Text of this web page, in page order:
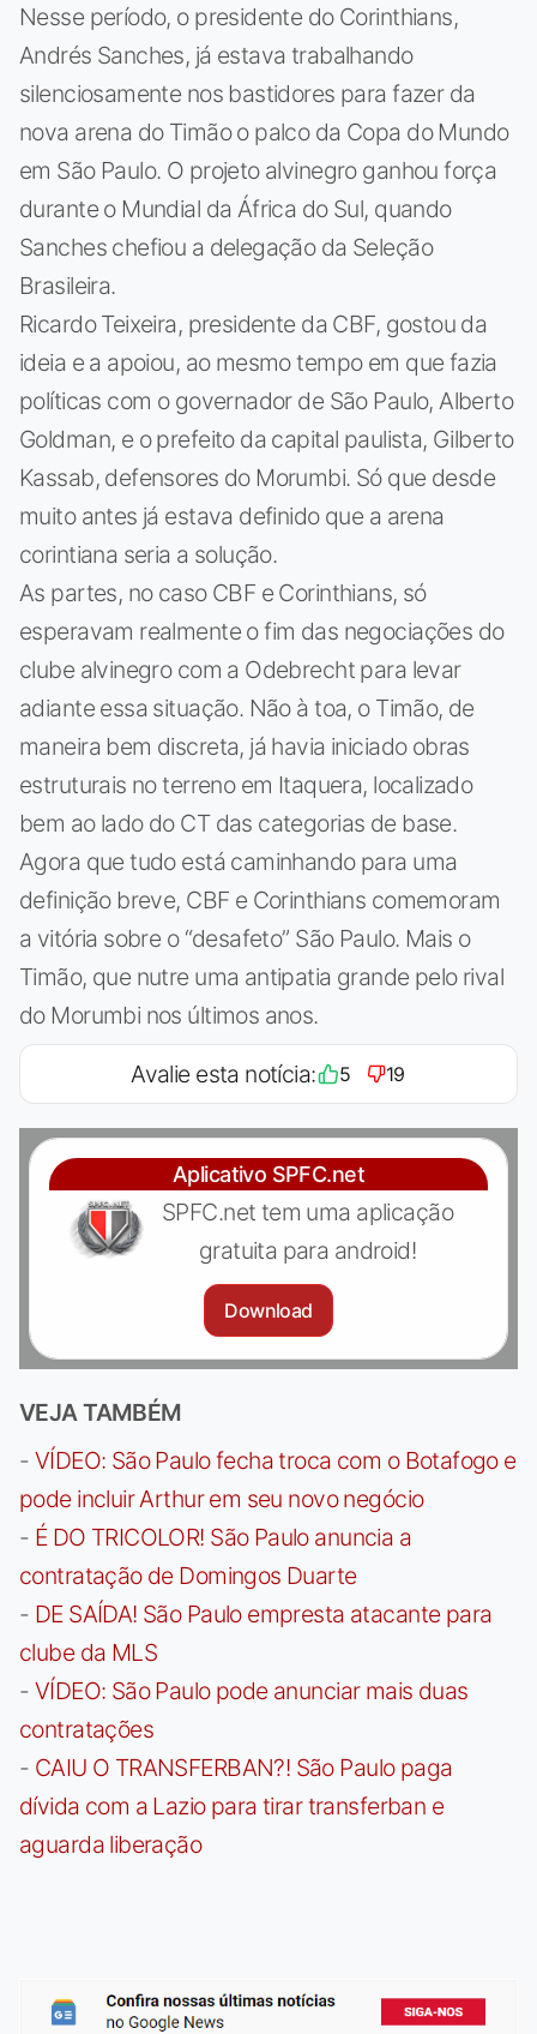
Nesse período, o presidente do Corinthians,
Andrés Sanches, já estava trabalhando
silenciosamente nos bastidores para fazer da
nova arena do Timão o palco da Copa do Mundo
em São Paulo. O projeto alvinegro ganhou força
durante o Mundial da África do Sul, quando
Sanches chefiou a delegação da Seleção
Brasileira.
Ricardo Teixeira, presidente da CBF, gostou da
ideia e a apoiou, ao mesmo tempo em que fazia
políticas com o governador de São Paulo, Alberto
Goldman, e o prefeito da capital paulista, Gilberto
Kassab, defensores do Morumbi. Só que desde
muito antes já estava definido que a arena
corintiana seria a solução.
As partes, no caso CBF e Corinthians, só
esperavam realmente o fim das negociações do
clube alvinegro com a Odebrecht para levar
adiante essa situação. Não à toa, o Timão, de
maneira bem discreta, já havia iniciado obras
estruturais no terreno em Itaquera, localizado
bem ao lado do CT das categorias de base.
Agora que tudo está caminhando para uma
definição breve, CBF e Corinthians comemoram
a vitória sobre o “desafeto” São Paulo. Mais o
Timão, que nutre uma antipatia grande pelo rival
do Morumbi nos últimos anos.
Avalie esta notícia: 5 19
Aplicativo SPFC.net
SPFC.net tem uma aplicação
gratuita para android!
Download
VEJA TAMBÉM
- VÍDEO: São Paulo fecha troca com o Botafogo e
pode incluir Arthur em seu novo negócio
- É DO TRICOLOR! São Paulo anuncia a
contratação de Domingos Duarte
- DE SAÍDA! São Paulo empresta atacante para
clube da MLS
- VÍDEO: São Paulo pode anunciar mais duas
contratações
- CAIU O TRANSFERBAN?! São Paulo paga
dívida com a Lazio para tirar transferban e
aguarda liberação